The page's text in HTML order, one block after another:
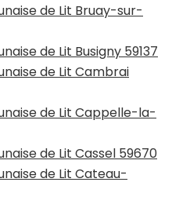
de Lit Bruay-sur-
de Lit Busigny 59137
de Lit Cambrai
de Lit Cappelle-la-
de Lit Cassel 59670
de Lit Cateau-